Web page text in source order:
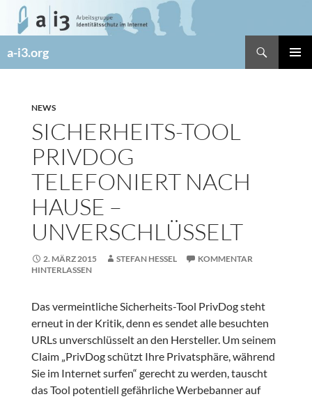
Zum
Inhalt
a-i3.org
NEWS
SICHERHEITS-TOOL
PRIVDOG
TELEFONIERT NACH
HAUSE –
UNVERSCHLÜSSELT
2. MÄRZ 2015 STEFAN HESSEL
KOMMENTAR
HINTERLASSEN
Das vermeintliche Sicherheits-Tool PrivDog steht
erneut in der Kritik, denn es sendet alle besuchten
URLs unverschlüsselt an den Hersteller. Um seinem
Claim „PrivDog schützt Ihre Privatsphäre, während
Sie im Internet surfen“ gerecht zu werden, tauscht
das Tool potentiell gefährliche Werbebanner auf